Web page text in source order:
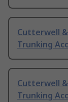
Cutterwell
Trunking
Cutterwell
Trunking